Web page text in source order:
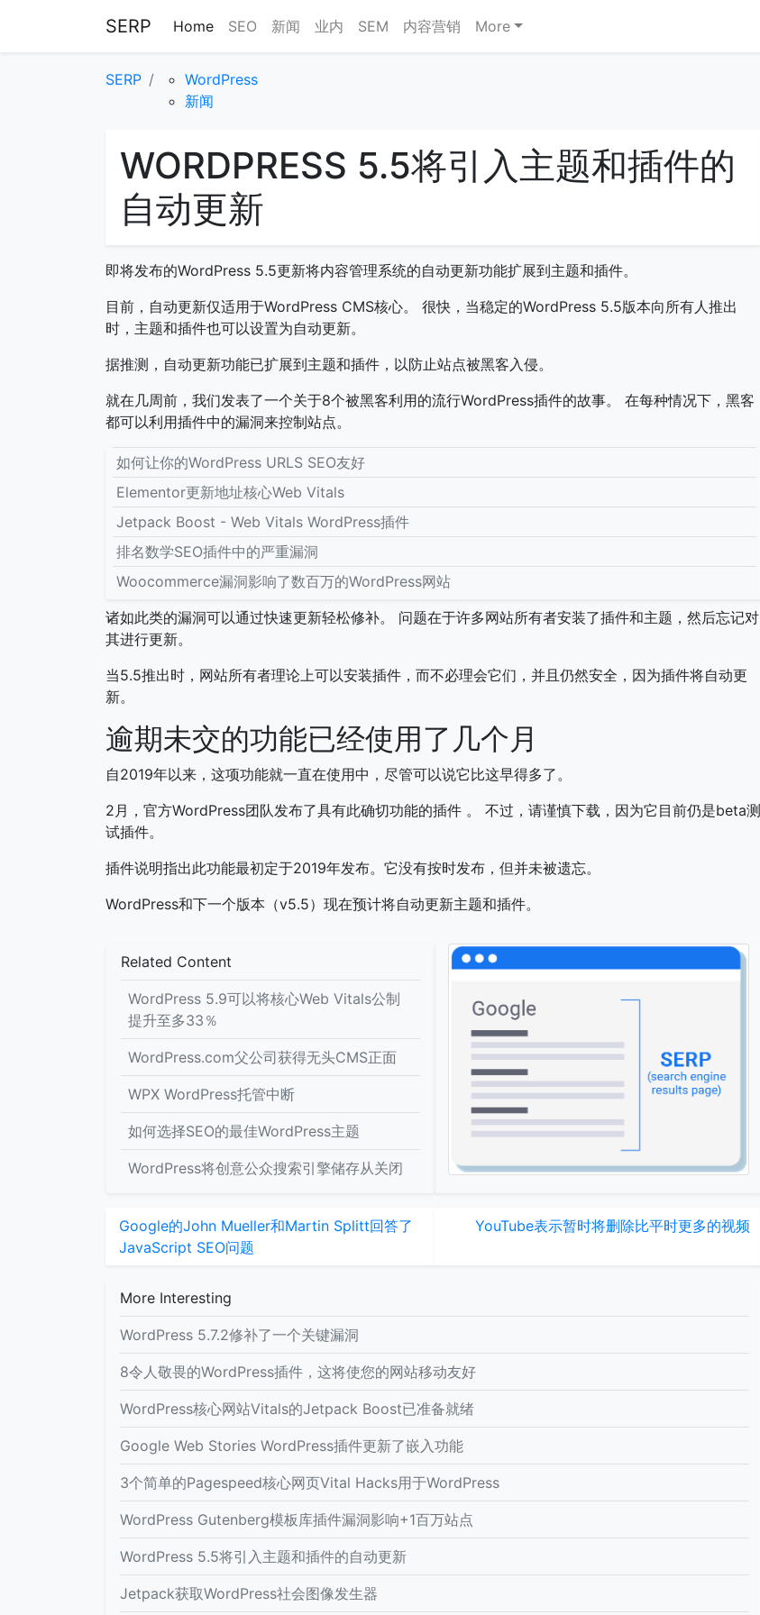
SERP Home SEO 新闻 业内 SEM 内容营销 More
SERP
WordPress
新闻
WORDPRESS 5.5将引入主题和插件的
自动更新
即将发布的WordPress 5.5更新将内容管理系统的自动更新功能扩展到主题和插件。
目前，自动更新仅适用于WordPress CMS核心。 很快，当稳定的WordPress 5.5版本向所有人推出
时，主题和插件也可以设置为自动更新。
据推测，自动更新功能已扩展到主题和插件，以防止站点被黑客入侵。
就在几周前，我们发表了一个关于8个被黑客利用的流行WordPress插件的故事。 在每种情况下，黑客
都可以利用插件中的漏洞来控制站点。
如何让你的WordPress URLS SEO友好
Elementor更新地址核心Web Vitals
Jetpack Boost - Web Vitals WordPress插件
排名数学SEO插件中的严重漏洞
Woocommerce漏洞影响了数百万的WordPress网站
诸如此类的漏洞可以通过快速更新轻松修补。 问题在于许多网站所有者安装了插件和主题，然后忘记对
其进行更新。
当5.5推出时，网站所有者理论上可以安装插件，而不必理会它们，并且仍然安全，因为插件将自动更
新。
逾期未交的功能已经使用了几个月
自2019年以来，这项功能就一直在使用中，尽管可以说它比这早得多了。
2月，官方WordPress团队发布了具有此确切功能的插件 。 不过，请谨慎下载，因为它目前仍是beta测
试插件。
插件说明指出此功能最初定于2019年发布。它没有按时发布，但并未被遗忘。
WordPress和下一个版本（v5.5）现在预计将自动更新主题和插件。
Related Content
WordPress 5.9可以将核心Web Vitals公制
提升至多33％
WordPress.com父公司获得无头CMS正面
WPX WordPress托管中断
如何选择SEO的最佳WordPress主题
WordPress将创意公众搜索引擎储存从关闭
Google的John Mueller和Martin Splitt回答了
JavaScript SEO问题
YouTube表示暂时将删除比平时更多的视频
More Interesting
WordPress 5.7.2修补了一个关键漏洞
8令人敬畏的WordPress插件，这将使您的网站移动友好
WordPress核心网站Vitals的Jetpack Boost已准备就绪
Google Web Stories WordPress插件更新了嵌入功能
3个简单的Pagespeed核心网页Vital Hacks用于WordPress
WordPress Gutenberg模板库插件漏洞影响+1百万站点
WordPress 5.5将引入主题和插件的自动更新
Jetpack获取WordPress社会图像发生器